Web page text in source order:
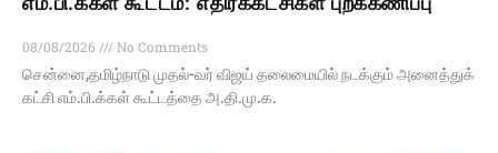
08/08/2026
No Comments
சென்னை,தமிழ்நாடு முதல்-வர் விஜய் தலைமையில் நடக்கும் அனைத்துக்
கட்சி எம்.பி.க்கள் கூட்டத்தை அ.தி.மு.க.